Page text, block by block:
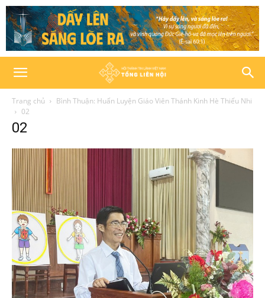
Trang chủ
Bình Thuận: Huấn Luyện Giáo Viên Thánh Kinh Hè Thiếu Nhi
02
02